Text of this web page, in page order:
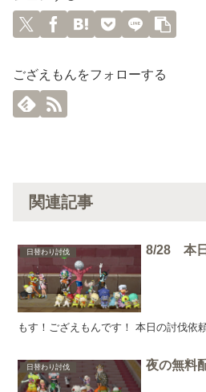
ござえもんをフォローする
関連記事
日替わり討伐 8/28 本日
もす！ござえもんです！ 本日の討伐依
日替わり討伐 夜の無料